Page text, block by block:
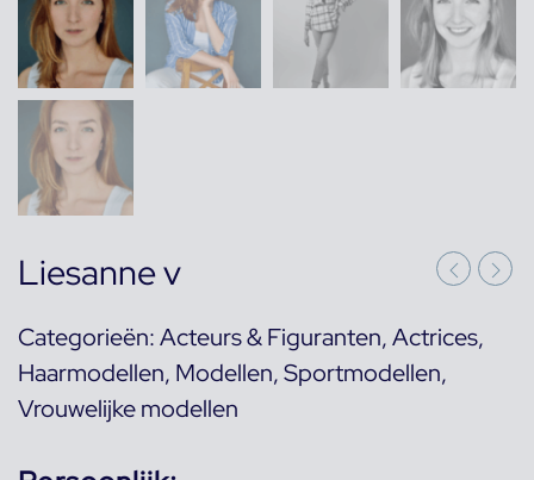
Liesanne v
Categorieën:Acteurs & Figuranten,Actrices,
Haarmodellen, Modellen,Sportmodellen,
Vrouwelijke modellen